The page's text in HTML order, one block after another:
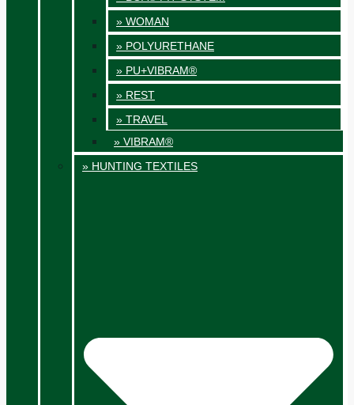
» WOMAN
» POLYURETHANE
» PU+VIBRAM®
» REST
» TRAVEL
» VIBRAM®
» HUNTING TEXTILES